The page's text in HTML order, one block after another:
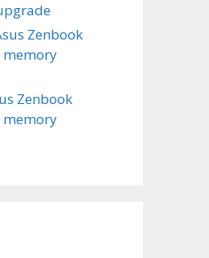
Zenbook
memory
Zenbook
memory